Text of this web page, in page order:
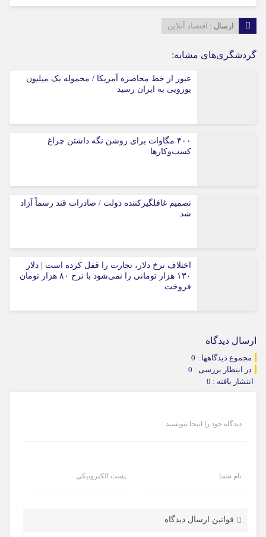
ارسال : اقتصاد آنلاین
گردشگری‌های مشابه:
عبور از خط محاصره آمریکا / محموله یک میلیون
یورویی به ایران رسید
۴۰۰ مگاوات برای روشن نگه داشتن چراغ
کسب‌وکار‌ها
تصمیم غافلگیرکننده دولت / صادرات قند رسماً آزاد
شد
اختلاف نرخ دلار، تجارت را قفل کرده است | دلار
۱۳۰ هزار تومانی را نمی‌شود با نرخ ۸۰ هزار تومان
فروخت
ارسال دیدگاه
مجموع دیدگاهها : 0
در انتظار بررسی : 0
انتشار یافته : 0
دیدگاه خود را اینجا بنویسید
نام شما پست الکترونیکی
قوانین ارسال دیدگاه